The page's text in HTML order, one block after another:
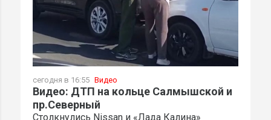
сегодня в 16:55 Видео
Видео: ДТП на кольце Салмышской и
пр.Северный
Столкнулись Nissan и «Лада Калина»